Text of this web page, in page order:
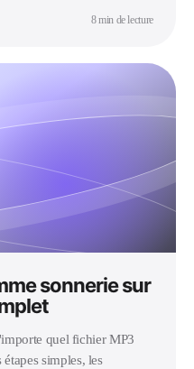
8 min de lecture
sonnerie sur
quel fichier MP3
simples, les